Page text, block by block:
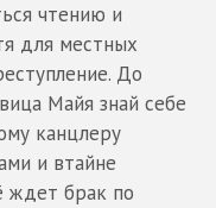
чтению и
для местных
До
Майя знай себе
канцлеру
и втайне
ждет брак по